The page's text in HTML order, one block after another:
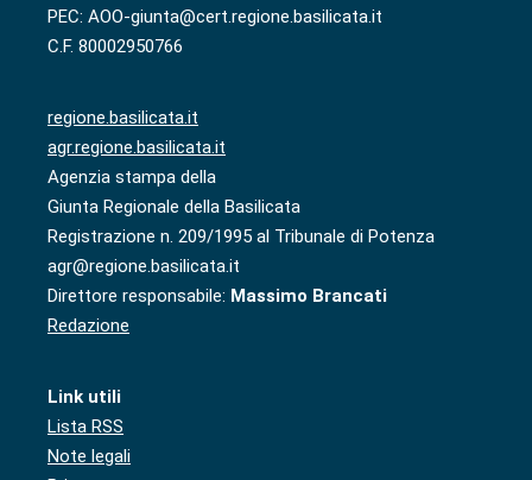
PEC: AOO-giunta@cert.regione.basilicata.it
C.F. 80002950766
regione.basilicata.it
agr.regione.basilicata.it
Agenzia stampa della
Giunta Regionale della Basilicata
Registrazione n. 209/1995 al Tribunale di Potenza
agr@regione.basilicata.it
Direttore responsabile: Massimo Brancati
Redazione
Link utili
Lista RSS
Note legali